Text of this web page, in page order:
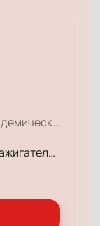
Ростов-на-Дону, Ростовский Академический Театр Драмы, Малая сцена
Невероятно смешная, озорная, зажигательная комедия – о том, как две прекрасные леди степенного возраста вовсе не торопятся остепеняться, и подают своим уже взрослым детям отличный пример, как жить на полную катушку.